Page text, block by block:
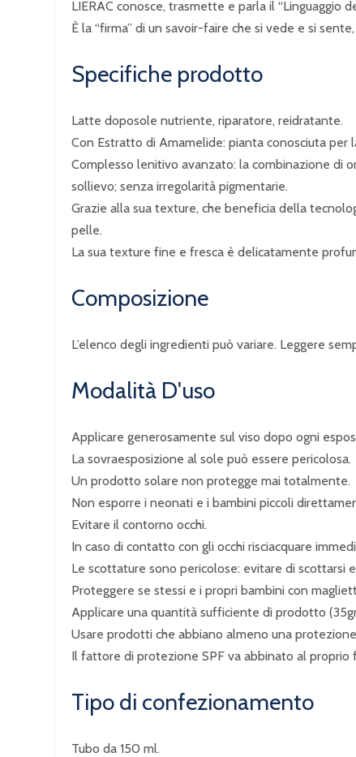
LIERAC conosce, trasmette e parla il “Linguaggio
È la “firma” di un savoir-faire che si vede e si
Specifiche prodotto
Latte doposole nutriente, riparatore, reidratante.
Con Estratto di Amamelide: pianta conosciuta per
Complesso lenitivo avanzato: la combinazione di
sollievo; senza irregolarità pigmentarie.
Grazie alla sua texture, che beneficia della
pelle.
La sua texture fine e fresca è delicatamente
Composizione
L’elenco degli ingredienti può variare. Leggere
Modalità D'uso
Applicare generosamente sul viso dopo ogni
La sovraesposizione al sole può essere pericolosa.
Un prodotto solare non protegge mai totalmente.
Non esporre i neonati e i bambini piccoli
Evitare il contorno occhi.
In caso di contatto con gli occhi risciacquare
Le scottature sono pericolose: evitare di scottarsi
Proteggere se stessi e i propri bambini con
Applicare una quantità sufficiente di prodotto
Usare prodotti che abbiano almeno una
Il fattore di protezione SPF va abbinato al proprio
Tipo di confezionamento
Tubo da 150 ml.